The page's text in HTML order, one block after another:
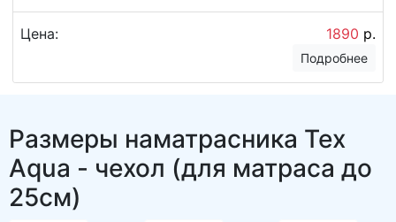
Цена: 1890 р.
Подробнее
Размеры наматрасника Tex
Aqua - чехол (для матраса до
25см)